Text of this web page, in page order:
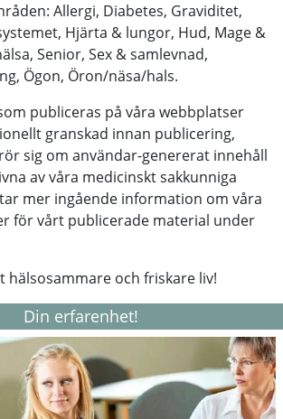
Allergi, Diabetes, Graviditet,
Hjärta & lungor, Hud, Mage &
Senior, Sex & samlevnad,
Ögon, Öron/näsa/hals.
publiceras på våra webbplatser
granskad innan publicering,
sig om användar-genererat innehåll
av våra medicinskt sakkunniga
mer ingående information om våra
för vårt publicerade material under
hälsosammare och friskare liv!
Din erfarenhet!